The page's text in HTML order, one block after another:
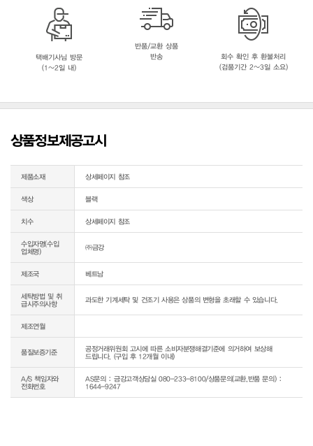
택배기사님 방문
(1~2일 내)
반품/교환 상품
반송
회수 확인 후 환불처리
(검품기간 2~3일 소요)
상품정보제공고시
제품소재 상세페이지 참조
색상 블랙
치수 상세페이지 참조
수입자명(수입
업체명)
㈜금강
제조국 베트남
세탁방법 및 취
급시주의사항
제조연월
품질보증기준
공정거래위원회 고시에 따른 소비자분쟁해결기준에 의거하여 보상해
A/S 책임자와
전화번호
AS문의 : 금강고객상담실 080-233-8100/상품문의(교환,반품 문의) :
1644-9247